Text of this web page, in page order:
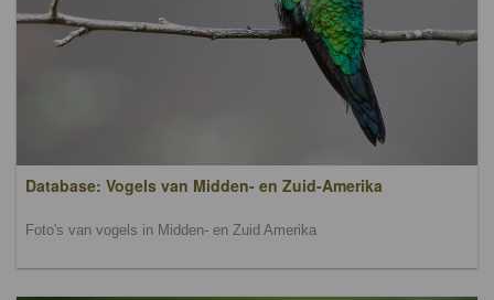
Database: Vogels van Midden- en Zuid-Amerika
Foto's van vogels in Midden- en Zuid Amerika